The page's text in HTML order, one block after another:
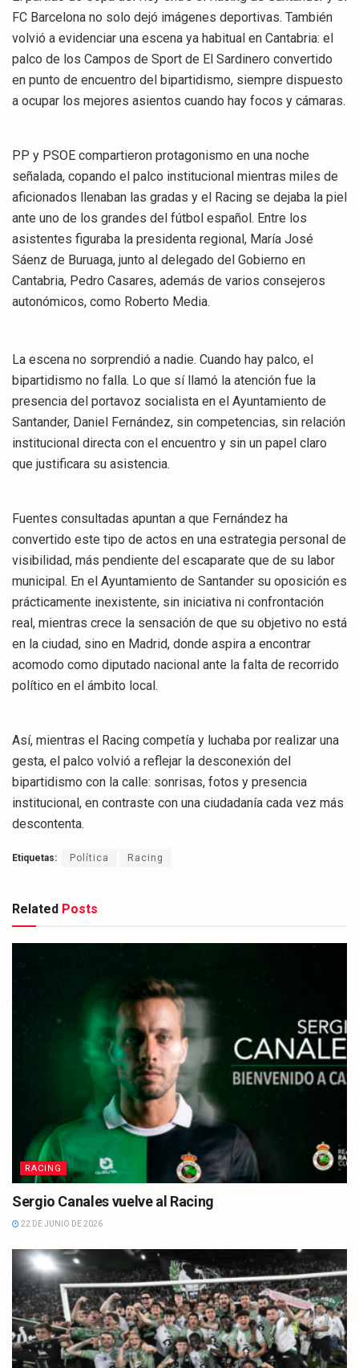
FC Barcelona no solo dejó imágenes deportivas. También
volvió a evidenciar una escena ya habitual en Cantabria: el
palco de los Campos de Sport de El Sardinero convertido
en punto de encuentro del bipartidismo, siempre dispuesto
a ocupar los mejores asientos cuando hay focos y cámaras.
PP y PSOE compartieron protagonismo en una noche
señalada, copando el palco institucional mientras miles de
aficionados llenaban las gradas y el Racing se dejaba la piel
ante uno de los grandes del fútbol español. Entre los
asistentes figuraba la presidenta regional, María José
Sáenz de Buruaga, junto al delegado del Gobierno en
Cantabria, Pedro Casares, además de varios consejeros
autonómicos, como Roberto Media.
La escena no sorprendió a nadie. Cuando hay palco, el
bipartidismo no falla. Lo que sí llamó la atención fue la
presencia del portavoz socialista en el Ayuntamiento de
Santander, Daniel Fernández, sin competencias, sin relación
institucional directa con el encuentro y sin un papel claro
que justificara su asistencia.
Fuentes consultadas apuntan a que Fernández ha
convertido este tipo de actos en una estrategia personal de
visibilidad, más pendiente del escaparate que de su labor
municipal. En el Ayuntamiento de Santander su oposición es
prácticamente inexistente, sin iniciativa ni confrontación
real, mientras crece la sensación de que su objetivo no está
en la ciudad, sino en Madrid, donde aspira a encontrar
acomodo como diputado nacional ante la falta de recorrido
político en el ámbito local.
Así, mientras el Racing competía y luchaba por realizar una
gesta, el palco volvió a reflejar la desconexión del
bipartidismo con la calle: sonrisas, fotos y presencia
institucional, en contraste con una ciudadanía cada vez más
descontenta.
Etiquetas: Política Racing
Related Posts
RACING
Sergio Canales vuelve al Racing
22 DE JUNIO DE 2026